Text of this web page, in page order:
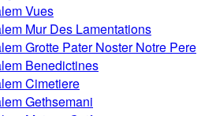
Vues
Mur Des Lamentations
Grotte Pater Noster Notre Pere
Benedictines
Cimetiere
Gethsemani